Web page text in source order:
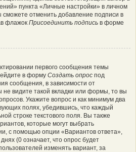
пункта «Личные настройки» в личном
отменить добавление подписи в
флажок Присоединить подпись в форме
первого сообщения темы
в форму Создать опрос под
сообщения, в зависимости от
не видите такой вкладки или формы, то вы
Укажите вопрос и как минимум два
полях, убедившись, что каждый
строке текстового поля. Вы также
которые могут выбрать
с помощью опции «Вариантов ответа»,
(0 означает, что опрос будет
изменять вариант, за